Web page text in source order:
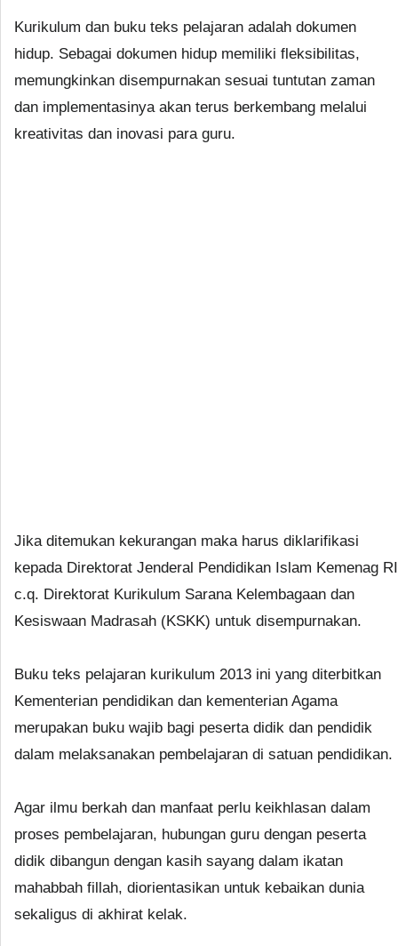
Kurikulum dan buku teks pelajaran adalah dokumen
hidup. Sebagai dokumen hidup memiliki fleksibilitas,
memungkinkan disempurnakan sesuai tuntutan zaman
dan implementasinya akan terus berkembang melalui
kreativitas dan inovasi para guru.
Jika ditemukan kekurangan maka harus diklarifikasi
kepada Direktorat Jenderal Pendidikan Islam Kemenag RI
c.q. Direktorat Kurikulum Sarana Kelembagaan dan
Kesiswaan Madrasah (KSKK) untuk disempurnakan.
Buku teks pelajaran kurikulum 2013 ini yang diterbitkan
Kementerian pendidikan dan kementerian Agama
merupakan buku wajib bagi peserta didik dan pendidik
dalam melaksanakan pembelajaran di satuan pendidikan.
Agar ilmu berkah dan manfaat perlu keikhlasan dalam
proses pembelajaran, hubungan guru dengan peserta
didik dibangun dengan kasih sayang dalam ikatan
mahabbah fillah, diorientasikan untuk kebaikan dunia
sekaligus di akhirat kelak.